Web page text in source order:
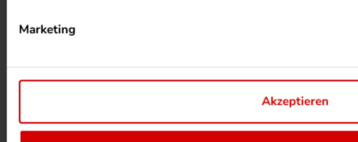
Marketing
Akzeptieren